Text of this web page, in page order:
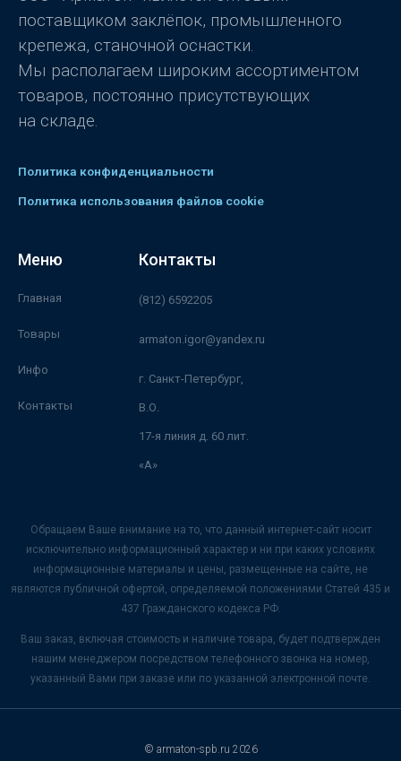
поставщиком заклёпок, промышленного
крепежа, станочной оснастки.
Мы располагаем широким ассортиментом
товаров, постоянно присутствующих
на складе.
Политика конфиденциальности
Политика использования файлов cookie
Меню
Главная
Товары
Инфо
Контакты
Контакты
(812) 6592205
armaton.igor@yandex.ru
г. Санкт-Петербург,
В.О.
17-я линия д. 60 лит.
«А»
Обращаем Ваше внимание на то, что данный интернет-сайт носит
исключительно информационный характер и ни при каких условиях
информационные материалы и цены, размещенные на сайте, не
являются публичной офертой, определяемой положениями Статей 435 и
437 Гражданского кодекса РФ.
Ваш заказ, включая стоимость и наличие товара, будет подтвержден
нашим менеджером посредством телефонного звонка на номер,
указанный Вами при заказе или по указанной электронной почте.
© armaton-spb.ru 2026